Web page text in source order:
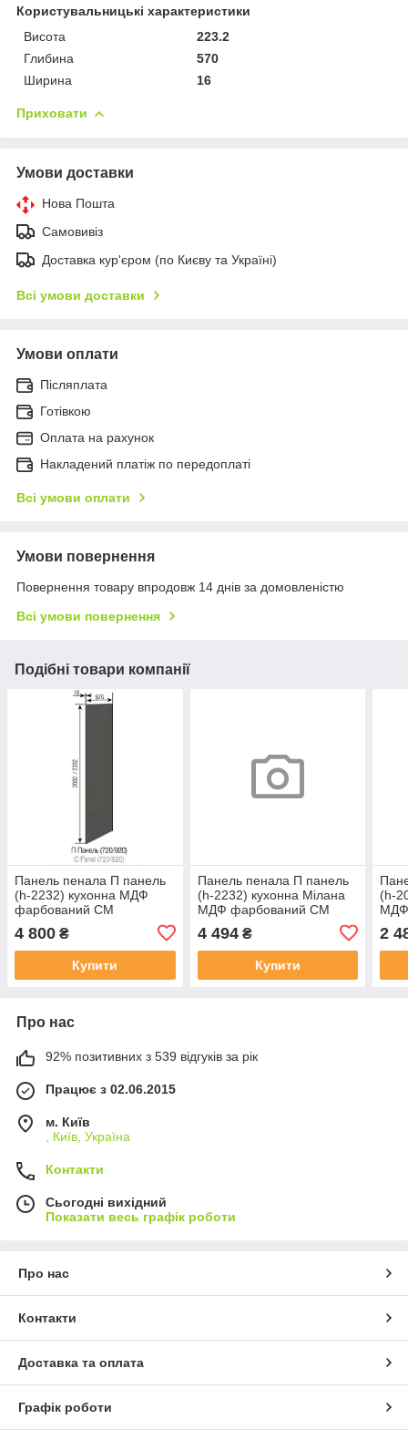
Користувальницькі характеристики
Висота
223.2
Глибина
570
Ширина
16
Приховати
Умови доставки
Нова Пошта
Самовивіз
Доставка кур'єром (по Києву та Україні)
Всі умови доставки
Умови оплати
Післяплата
Готівкою
Оплата на рахунок
Накладений платіж по передоплаті
Всі умови оплати
Умови повернення
Повернення товару впродовж 14 днів за домовленістю
Всі умови повернення
Подібні товари компанії
Панель пенала П панель
(h-2232) кухонна МДФ
фарбований СМ
4 800 ₴
Купити
Панель пенала П панель
(h-2232) кухонна Мілана
МДФ фарбований СМ
4 494₴
Купити
(h-
МДФ
2
Про нас
92% позитивних з 539 відгуків за рік
Працює з 02.06.2015
м. Київ
, Київ, Україна
Контакти
Сьогодні вихідний
Показати весь графік роботи
Про нас
Контакти
Доставка та оплата
Графік роботи